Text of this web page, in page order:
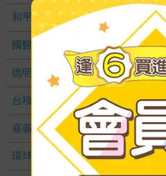
和平店 無
國醫加盟店
德明加盟店
台積店
嘉義耐斯店 無
環球店